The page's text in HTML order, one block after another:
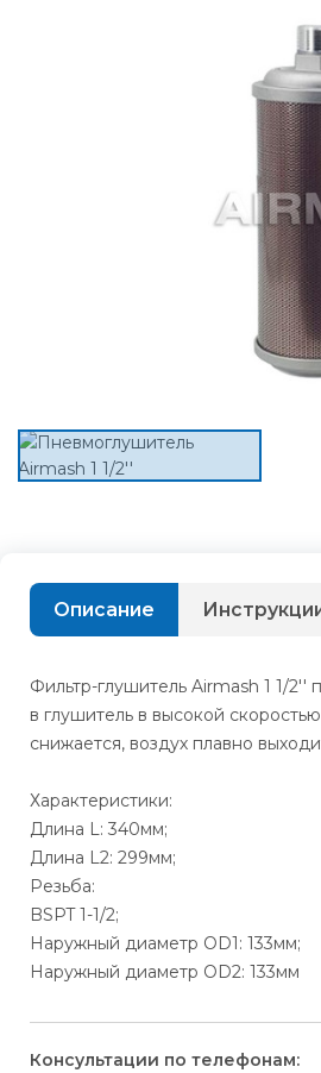
Описание
Фильтр-глушитель Airmash 1 1/
в глушитель в высокой
снижается, воздух плавно
Характеристики:
Длина L: 340мм;
Длина L2: 299мм;
Резьба:
BSPT 1-1/2;
Наружный диаметр OD1: 133мм;
Наружный диаметр OD2: 133мм
Консультации по телефонам: